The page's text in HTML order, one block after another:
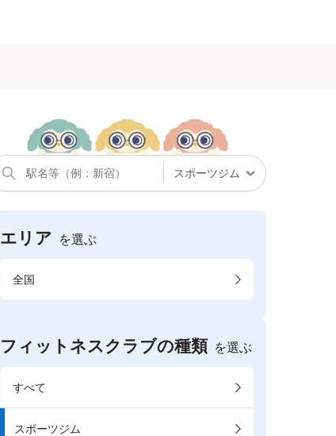
エリア を選ぶ
全国
フィットネスクラブの種類 を選ぶ
すべて
スポーツジム